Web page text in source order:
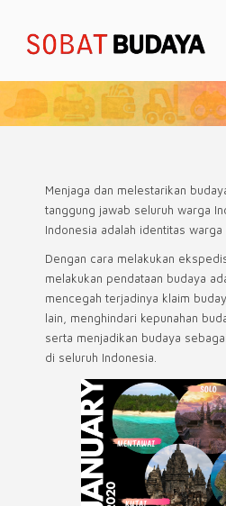
Menjaga dan melestarikan
tanggung jawab seluruh warga
Indonesia adalah identitas warga
Dengan cara melakukan
melakukan pendataan budaya
mencegah terjadinya klaim
lain, menghindari kepunahan
serta menjadikan budaya
di seluruh Indonesia.